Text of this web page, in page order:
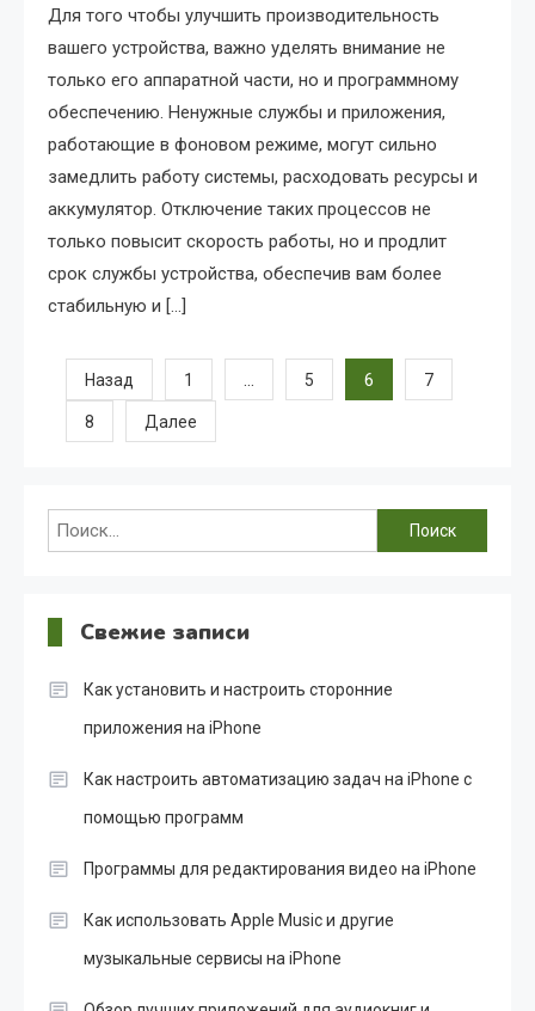
Для того чтобы улучшить производительность
вашего устройства, важно уделять внимание не
только его аппаратной части, но и программному
обеспечению. Ненужные службы и приложения,
работающие в фоновом режиме, могут сильно
замедлить работу системы, расходовать ресурсы и
аккумулятор. Отключение таких процессов не
только повысит скорость работы, но и продлит
срок службы устройства, обеспечив вам более
стабильную и […]
Пагинация
записей
Назад 1 … 5 6 7
8 Далее
Найти:
Свежие записи
Как установить и настроить сторонние
приложения на iPhone
Как настроить автоматизацию задач на iPhone с
помощью программ
Программы для редактирования видео на iPhone
Как использовать Apple Music и другие
музыкальные сервисы на iPhone